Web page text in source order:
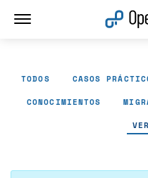
TODOS CASOS
CONOCIMIENTOS
Abrir vínculo en un nuevo